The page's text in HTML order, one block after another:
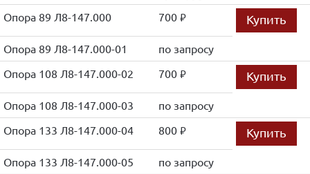
Опора 89 Л8-147.000 700 руб. Купить
Опора 89 Л8-147.000-01
по запросу
Опора 108 Л8-147.000-02
700 руб. Купить
Опора 108 Л8-147.000-03
по запросу
Опора 133 Л8-147.000-04
800 руб. Купить
Опора 133 Л8-147.000-05
по запросу